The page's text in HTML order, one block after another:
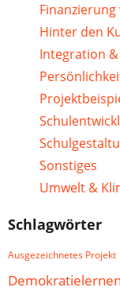
Hinter den
Integration
Sonstiges
Umwelt &
Schlagwörter
Ausgezeichnetes Projekt
Demokratielernen